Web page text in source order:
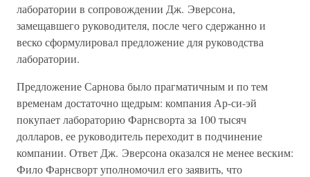
лаборатории в сопровождении Дж. Эверсона,
замещавшего руководителя, после чего сдержанно и
веско сформулировал предложение для руководства
лаборатории.
Предложение Сарнова было прагматичным и по тем
временам достаточно щедрым: компания Ар-си-эй
покупает лабораторию Фарнсворта за 100 тысяч
долларов, ее руководитель переходит в подчинение
компании. Ответ Дж. Эверсона оказался не менее веским:
Фило Фарнсворт уполномочил его заявить, что